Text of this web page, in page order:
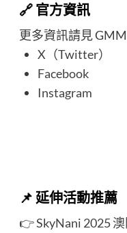
🔗 官方資訊
更多資訊請見
X（Twitter）
Facebook
Instagram
📌延伸活動推薦
👉SkyNani 2025